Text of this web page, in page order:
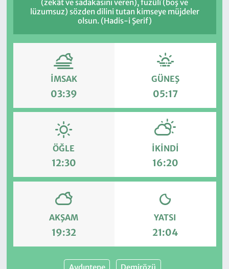
(zekât ve sadakasını veren), fuzûlî (boş ve
lüzumsuz) sözden dilini tutan kimseye müjdeler
olsun. (Hadis-i Şerif)
İMSAK
03:39
GÜNEŞ
05:17
ÖĞLE
12:30
İKINDI
16:20
AKŞAM
19:32
YATSI
21:04